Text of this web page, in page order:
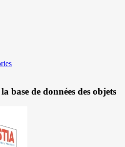
base de données des objets